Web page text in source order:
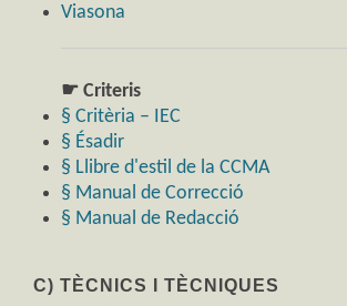
Viasona
☛ Criteris
§ Critèria – IEC
§ Ésadir
§ Llibre d'estil de la CCMA
§ Manual de Correcció
§ Manual de Redacció
C) TÈCNICS I TÈCNIQUES